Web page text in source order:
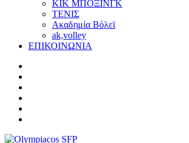
ΚΙΚ ΜΠΟΞΙΝΓΚ
ΤΕΝΙΣ
Ακαδημία Βόλεϊ
ak,volley
ΕΠΙΚΟΙΝΩΝΙΑ